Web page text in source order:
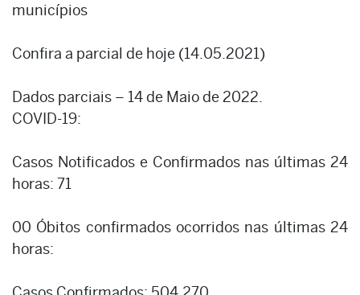
municípios
Confira a parcial de hoje (14.05.2021)
Dados parciais – 14 de Maio de 2022.
COVID-19:
Casos Notificados e Confirmados nas últimas 24
horas: 71
00 Óbitos confirmados ocorridos nas últimas 24
horas: